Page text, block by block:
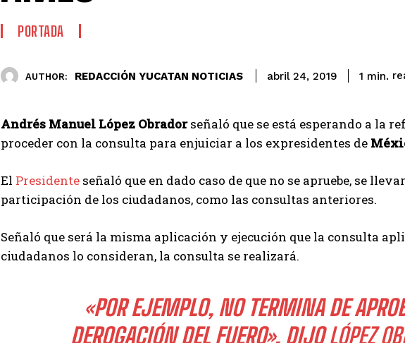
PORTADA
AUTHOR: REDACCIÓN YUCATAN NOTICIAS abril 24, 2019 1 min.
Andrés Manuel López Obradorseñaló que se está esperando a la
proceder con la consulta para enjuiciar a los expresidentes de
El Presidente señaló que en dado caso de que no se apruebe, se
participación de los ciudadanos, como las consultas anteriores.
Señaló que será la misma aplicación y ejecución que la consulta
ciudadanos lo consideran, la consulta se realizará.
«POR EJEMPLO, NO TERMINA DE
DEROGACIÓN DEL FUERO», DIJOLÓPEZ